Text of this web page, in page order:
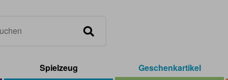
Spielzeug Geschenkartikel